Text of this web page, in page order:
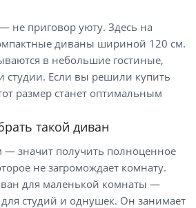
не приговор уюту. Здесь на
диваны шириной 120 см.
в небольшие гостиные,
студии. Если вы решили купить
размер станет оптимальным
такой диван
— значит получить полноценное
не загромождает комнату.
для маленькой комнаты —
студий и однушек. Он занимает